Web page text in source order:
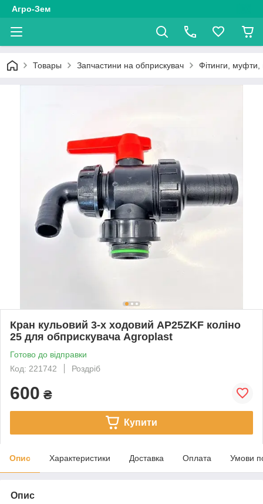
Агро-Зем
Товары Запчастини на обприскувач Фітинги, муфти,
Кран кульовий 3-х ходовий AP25ZKF коліно
25 для обприскувача Agroplast
Готово до відправки
Код: 221742
Роздріб
600 ₴
Купити
Опис Характеристики Доставка Оплата Умови
Опис